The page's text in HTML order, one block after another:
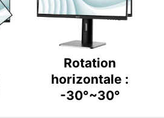
Rotation
horizontale :
-30°~30°